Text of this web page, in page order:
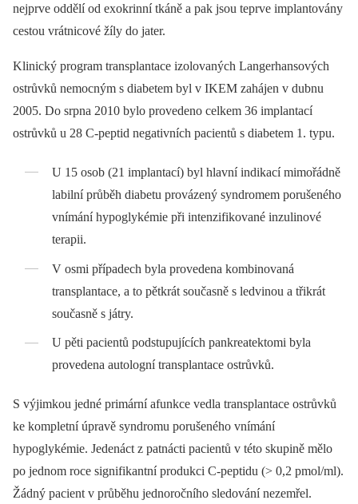
nejprve oddělí od exokrinní tkáně a pak jsou teprve implantovány
cestou vrátnicové žíly do jater.
Klinický program transplantace izolovaných Langerhansových
ostrůvků nemocným s diabetem byl v IKEM zahájen v dubnu
2005. Do srpna 2010 bylo provedeno celkem 36 implantací
ostrůvků u 28 C-peptid negativních pacientů s diabetem 1. typu.
U 15 osob (21 implantací) byl hlavní indikací mimořádně
labilní průběh diabetu provázený syndromem porušeného
vnímání hypoglykémie při intenzifikované inzulinové
terapii.
V osmi případech byla provedena kombinovaná
transplantace, a to pětkrát současně s ledvinou a třikrát
současně s játry.
U pěti pacientů podstupujících pankreatektomi byla
provedena autologní transplantace ostrůvků.
S výjimkou jedné primární afunkce vedla transplantace ostrůvků
ke kompletní úpravě syndromu porušeného vnímání
hypoglykémie. Jedenáct z patnácti pacientů v této skupině mělo
po jednom roce signifikantní produkci C-peptidu (> 0,2 pmol/ml).
Žádný pacient v průběhu jednoročního sledování nezemřel.